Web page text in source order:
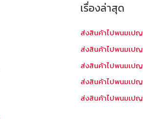
ห
รั
บ
เรื่องล่าสุด
ส่งสินค้าไปพนมเปญ
ส่งสินค้าไปพนมเปญ
ส่งสินค้าไปพนมเปญ
ส่งสินค้าไปพนมเปญ
ส่งสินค้าไปพนมเปญ